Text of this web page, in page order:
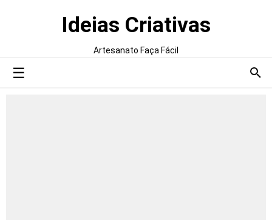
Ideias Criativas
Artesanato Faça Fácil